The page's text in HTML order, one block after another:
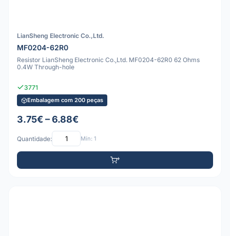
LianSheng Electronic Co.,Ltd.
MF0204-62R0
Resistor LianSheng Electronic Co.,Ltd. MF0204-62R0 62 Ohms
0.4W Through-hole
3771
Embalagem com 200 peças
3.75€ – 6.88€
Quantidade: Mín: 1